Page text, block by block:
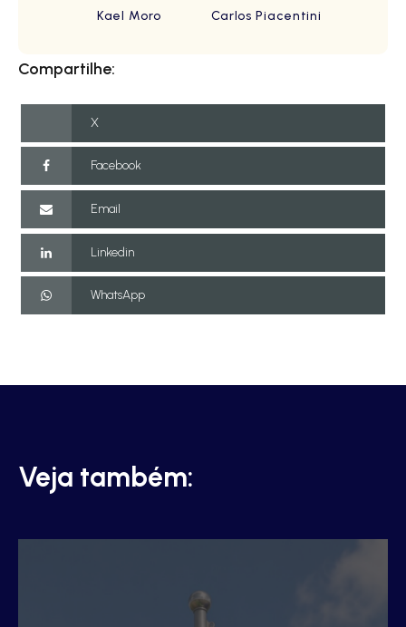
Kael Moro Carlos Piacentini
Compartilhe:
X
Facebook
Email
Linkedin
WhatsApp
Veja também: